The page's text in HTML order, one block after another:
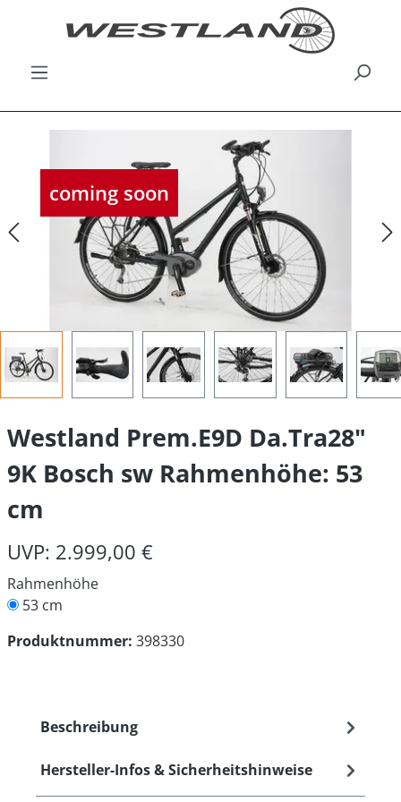
coming soon
Westland Prem.E9D Da.Tra28"
9K Bosch sw Rahmenhöhe: 53
cm
UVP: 2.999,00 €
Rahmenhöhe
53 cm
Produktnummer: 398330
Beschreibung
Hersteller-Infos & Sicherheitshinweise